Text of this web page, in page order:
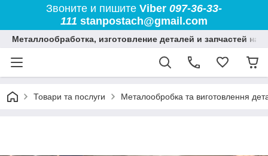
Звоните и пишите Viber 097-36-33-
111 stanpostach@gmail.com
Металлообработка, изготовление деталей и запчастей на
Товари та послуги Металообробка та виготовлення